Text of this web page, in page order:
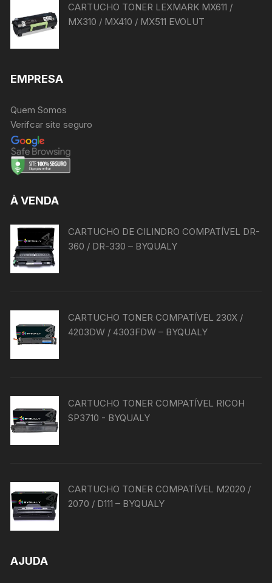
CARTUCHO TONER LEXMARK MX611 /
MX310 / MX410 / MX511 EVOLUT
EMPRESA
Quem Somos
Verifcar site seguro
À VENDA
CARTUCHO DE CILINDRO COMPATÍVEL DR-
360 / DR-330 – BYQUALY
CARTUCHO TONER COMPATÍVEL 230X /
4203DW / 4303FDW – BYQUALY
CARTUCHO TONER COMPATÍVEL RICOH
SP3710 - BYQUALY
CARTUCHO TONER COMPATÍVEL M2020 /
2070 / D111 – BYQUALY
AJUDA